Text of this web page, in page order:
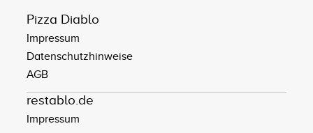
Pizza Diablo
Impressum
Datenschutzhinweise
AGB
restablo.de
Impressum